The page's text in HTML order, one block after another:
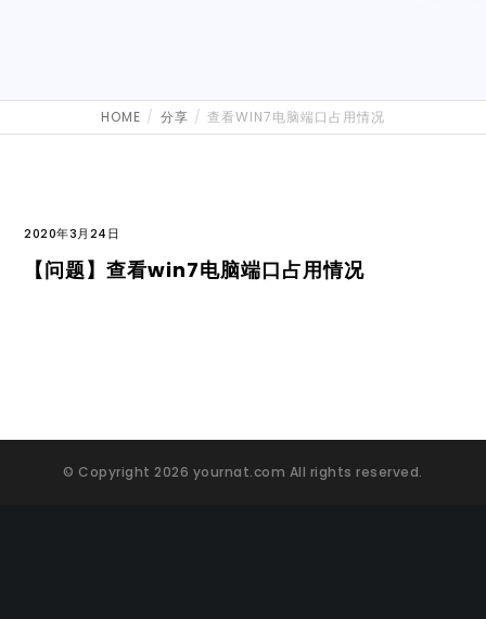
HOME 分享 查看WIN7电脑端口占用情况
2020年3月24日
【问题】查看win7电脑端口占用情况
© Copyright 2026 yournat.com All rights reserved.